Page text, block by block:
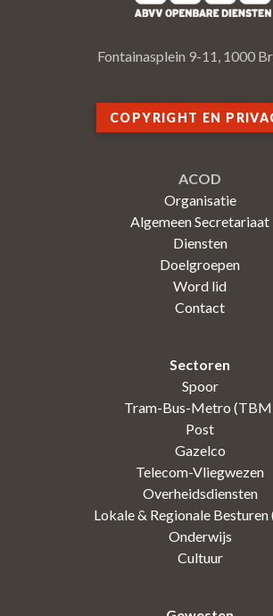
Fontainasplein 9-11, 1000
COPYRIGHT EN
ACOD
Organisatie
Algemeen Secretariaat
Diensten
Doelgroepen
Word lid
Contact
Sectoren
Spoor
Tram-Bus-Metro
Post
Gazelco
Telecom-Vliegwezen
Overheidsdiensten
Lokale & Regionale Besturen
Onderwijs
Cultuur